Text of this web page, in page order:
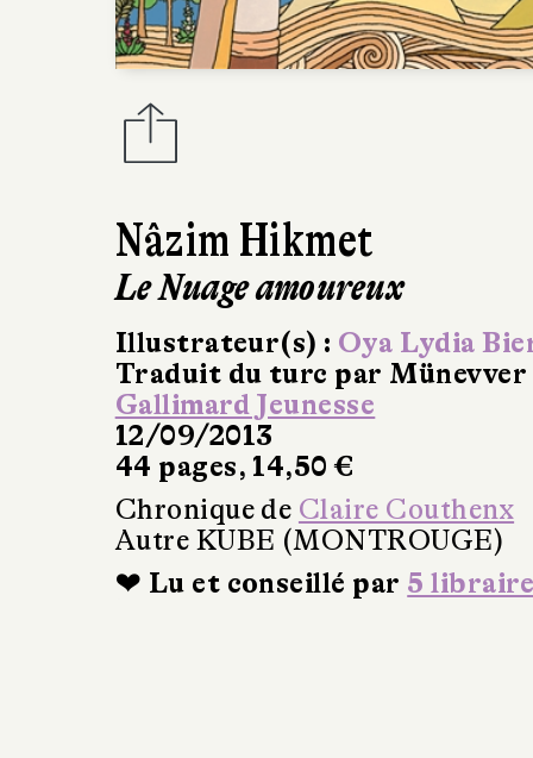
Nâzim Hikmet
Le Nuage amoureux
Illustrateur(s) : Oya Lydia
Traduit du turc par Münevver
Gallimard Jeunesse
12/09/2013
44 pages, 14,50 €
Chronique de Claire Couthenx
Autre KUBE (MONTROUGE)
❤ Lu et conseillé par 5